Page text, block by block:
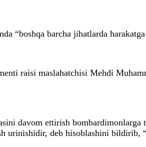
“boshqa barcha jihatlarda
raisi maslahatchisi Mehdi
davom ettirish
urinishidir, deb hisoblashini bildirib,